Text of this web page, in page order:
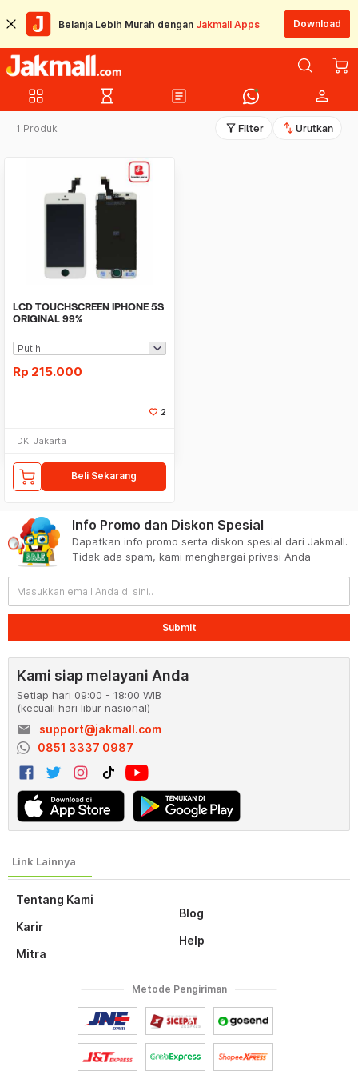
Belanja Lebih Murah dengan Jakmall Apps Download
grid_view hourglass_empty article person
1 Produk filter_alt Filter swap_vert Urutkan
LCD TOUCHSCREEN IPHONE 5S
ORIGINAL 99%
Rp 215.000
2
DKI Jakarta
Beli Sekarang
Tentang Kami
Karir
Mitra
Blog
Help
Info Promo dan Diskon Spesial
Dapatkan info promo serta diskon spesial dari Jakmall.
Tidak ada spam, kami menghargai privasi Anda
Submit
Kami siap melayani Anda
Setiap hari 09:00 - 18:00 WIB
(kecuali hari libur nasional)
email
support@jakmall.com
0851 3337 0987
Metode Pengiriman